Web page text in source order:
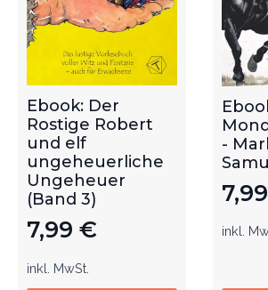
Ebook: Der
Rostige Robert
und elf
ungeheuerliche
Ungeheuer
(Band 3)
7,99 €
inkl. MwSt.
-
7,99
inkl.